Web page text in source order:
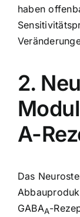
haben
2.
A-
Das
GABAA-